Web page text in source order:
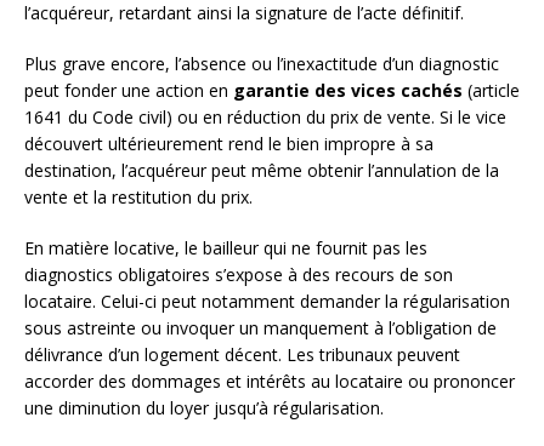
l’acquéreur, retardant ainsi la signature de l’acte définitif.
Plus grave encore, l’absence ou l’inexactitude d’un diagnostic
peut fonder une action en garantie des vices cachés (article
1641 du Code civil) ou en réduction du prix de vente. Si le vice
découvert ultérieurement rend le bien impropre à sa
destination, l’acquéreur peut même obtenir l’annulation de la
vente et la restitution du prix.
En matière locative, le bailleur qui ne fournit pas les
diagnostics obligatoires s’expose à des recours de son
locataire. Celui-ci peut notamment demander la régularisation
sous astreinte ou invoquer un manquement à l’obligation de
délivrance d’un logement décent. Les tribunaux peuvent
accorder des dommages et intérêts au locataire ou prononcer
une diminution du loyer jusqu’à régularisation.